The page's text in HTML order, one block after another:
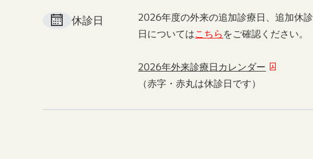
休診日
2026年度の外来の追加診療日、追加休診
日についてはこちらをご確認ください。
2026年外来診療日カレンダー
（赤字・赤丸は休診日です）